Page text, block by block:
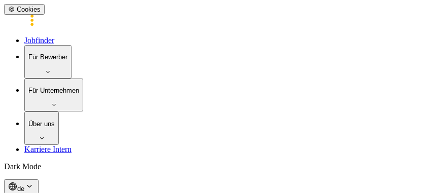
🍪 Cookies
Jobfinder
Für Bewerber
Für Unternehmen
Über uns
Karriere Intern
Dark Mode
de